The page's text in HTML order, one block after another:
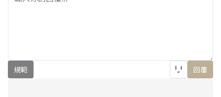
規範 回覆